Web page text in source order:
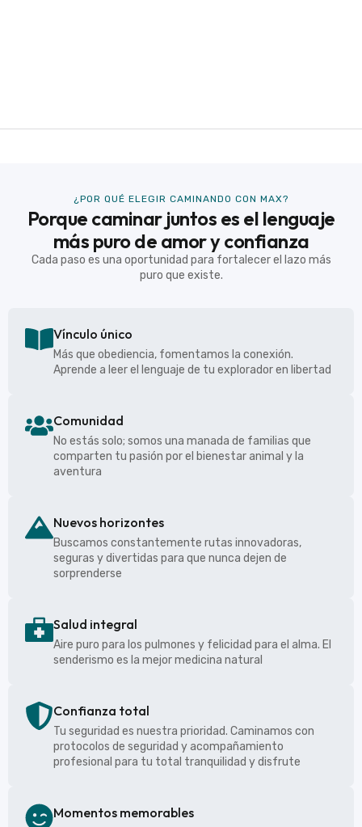
¿POR QUÉ ELEGIR CAMINANDO CON MAX?
Porque caminar juntos es el lenguaje
más puro de amor y confianza
Cada paso es una oportunidad para fortalecer el lazo más
puro que existe.
Vínculo único
Más que obediencia, fomentamos la conexión.
Aprende a leer el lenguaje de tu explorador en libertad
Comunidad
No estás solo; somos una manada de familias que
comparten tu pasión por el bienestar animal y la
aventura
Nuevos horizontes
Buscamos constantemente rutas innovadoras,
seguras y divertidas para que nunca dejen de
sorprenderse
Salud integral
Aire puro para los pulmones y felicidad para el alma. El
senderismo es la mejor medicina natural
Confianza total
Tu seguridad es nuestra prioridad. Caminamos con
protocolos de seguridad y acompañamiento
profesional para tu total tranquilidad y disfrute
Momentos memorables